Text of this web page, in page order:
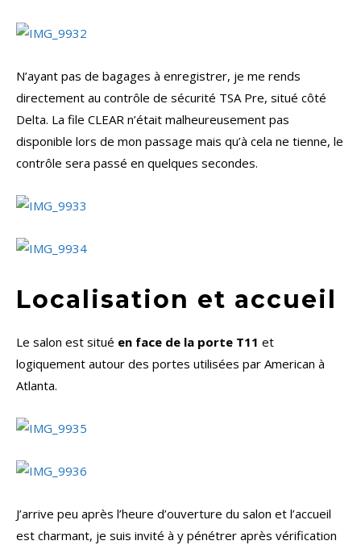
N’ayant pas de bagages à enregistrer, je me rends
directement au contrôle de sécurité TSA Pre, situé côté
Delta. La file CLEAR n’était malheureusement pas
disponible lors de mon passage mais qu’à cela ne tienne, le
contrôle sera passé en quelques secondes.
Localisation et accueil
Le salon est situé en face de la porte T11 et
logiquement autour des portes utilisées par American à
Atlanta.
J’arrive peu après l’heure d’ouverture du salon et l’accueil
est charmant, je suis invité à y pénétrer après vérification